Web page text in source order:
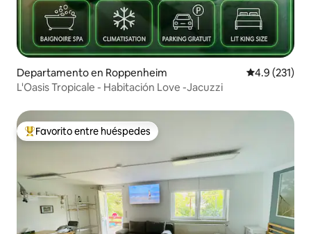
Departamento en Roppenheim Calificación
4.9 (231)
L'Oasis Tropicale - Habitación Love -Jacuzzi
De los mejores en Favorito entre huéspedes
Favorito entre huéspedes